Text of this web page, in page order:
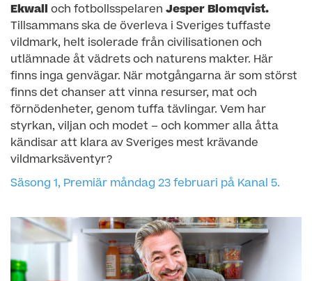
Ekwall och fotbollsspelaren Jesper Blomqvist.
Tillsammans ska de överleva i Sveriges tuffaste
vildmark, helt isolerade från civilisationen och
utlämnade åt vädrets och naturens makter. Här
finns inga genvägar. När motgångarna är som störst
finns det chanser att vinna resurser, mat och
förnödenheter, genom tuffa tävlingar. Vem har
styrkan, viljan och modet – och kommer alla åtta
kändisar att klara av Sveriges mest krävande
vildmarksäventyr?
Säsong 1, Premiär måndag 23 februari på Kanal 5.